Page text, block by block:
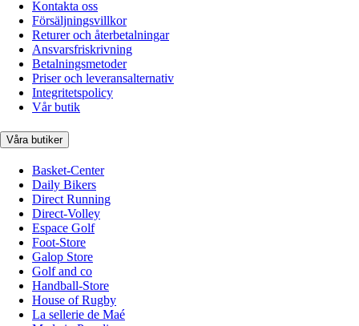
Kontakta oss
Försäljningsvillkor
Returer och återbetalningar
Ansvarsfriskrivning
Betalningsmetoder
Priser och leveransalternativ
Integritetspolicy
Vår butik
Våra butiker
Basket-Center
Daily Bikers
Direct Running
Direct-Volley
Espace Golf
Foot-Store
Galop Store
Golf and co
Handball-Store
House of Rugby
La sellerie de Maé